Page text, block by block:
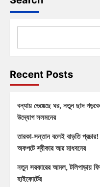
Recent Posts
বন্যায় ভেঙেছে ঘর, নতুন ছাদ
উদ্যোগ সলমনের
তারকা-সন্তান বলেই বাড়তি
অকপটে স্বীকার আর মাধবনের
নতুন সরকারের আমল, টলিপাড়ায়
হাইকোর্টের